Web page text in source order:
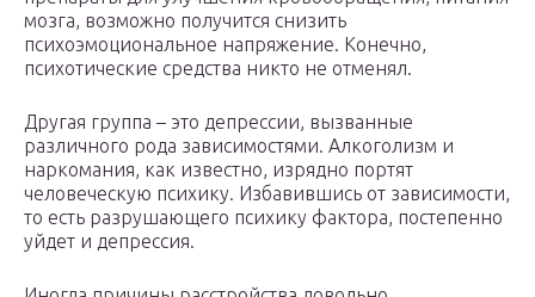
мозга, возможно получится снизить
психоэмоциональное напряжение. Конечно,
психотические средства никто не отменял.
Другая группа – это депрессии, вызванные
различного рода зависимостями. Алкоголизм и
наркомания, как известно, изрядно портят
человеческую психику. Избавившись от зависимости,
то есть разрушающего психику фактора, постепенно
уйдет и депрессия.